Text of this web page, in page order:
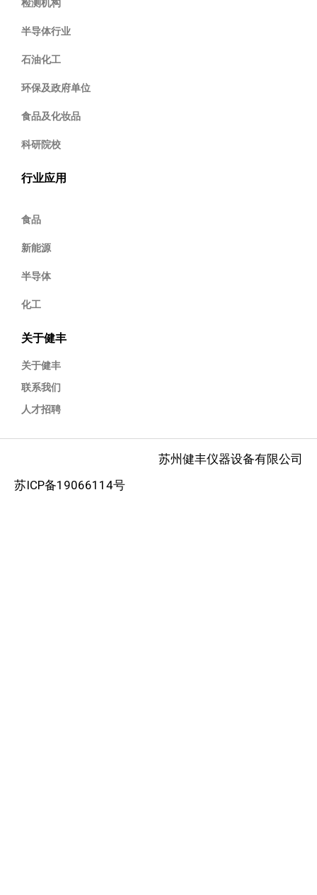
检测机构
半导体行业
石油化工
环保及政府单位
食品及化妆品
科研院校
行业应用
食品
新能源
半导体
化工
关于健丰
关于健丰
联系我们
人才招聘
苏州健丰仪器设备有限公司
苏ICP备19066114号